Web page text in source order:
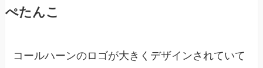
ぺたんこ
コールハーンのロゴが大きくデザインされていて